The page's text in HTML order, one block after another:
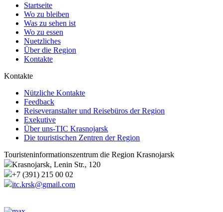
Startseite
Wo zu bleiben
Was zu sehen ist
Wo zu essen
Nuetzliches
Über die Region
Kontakte
Kontakte
Nützliche Kontakte
Feedback
Reiseveranstalter und Reisebüros der Region
Exekutive
Über uns-TIC Krasnojarsk
Die touristischen Zentren der Region
Touristeninformationszentrum die Region Krasnojarsk
Krasnojarsk, Lenin Str., 120
+7 (391) 215 00 02
itc.krsk@gmail.com